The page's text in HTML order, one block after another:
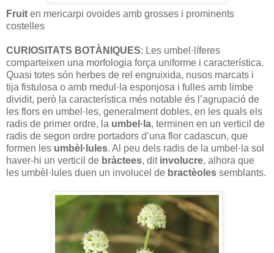
Fruit en mericarpi ovoides amb grosses i prominents
costelles
CURIOSITATS BOTÀNIQUES: Les umbel·líferes
comparteixen una morfologia força uniforme i característica.
Quasi totes són herbes de rel engruixida, nusos marcats i
tija fistulosa o amb medul·la esponjosa i fulles amb limbe
dividit, però la característica més notable és l’agrupació de
les flors en umbel·les, generalment dobles, en les quals els
radis de primer ordre, la umbel·la, terminen en un verticil de
radis de segon ordre portadors d’una flor cadascun, que
formen les umbèl·lules. Al peu dels radis de la umbel·la sol
haver-hi un verticil de bràctees, dit involucre, alhora que
les umbèl·lules duen un involucel de bractèoles semblants.